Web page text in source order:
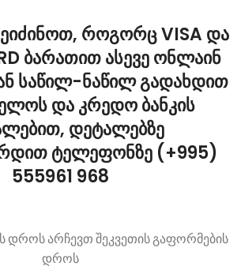
როგორც VISA და
ბარათით ასევე ონლაინ
საწილ-ნაწილ გადახდით
და კრედო ბანკის
დეტალებზე
ტელეფონზე (+995)
555961 968
დროს არჩევთ შეკვეთის გაფორმების
დროს